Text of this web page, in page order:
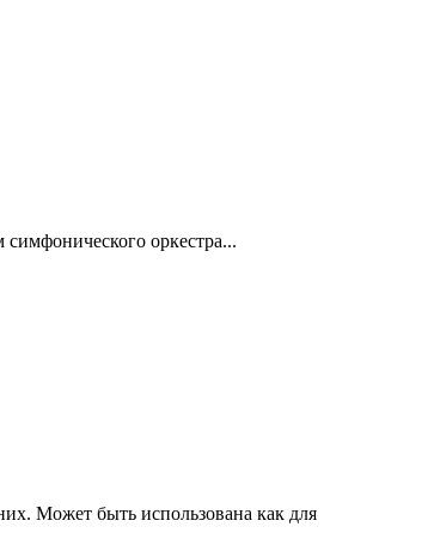
оркестра...
Может быть использована как для